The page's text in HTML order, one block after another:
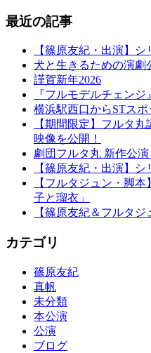
最近の記事
【篠原友紀・出演】シ
犬と生きるための演劇
謹賀新年2026
『フルモデルチェン
横浜駅西口からSTス
【期間限定】フルタ
映像を公開！
劇団フルタ丸 新作公演
【篠原友紀・出演】シ
【フルタジュン・脚
子と瑠衣」
【篠原友紀＆フルタ
カテゴリ
篠原友紀
真帆
未分類
本公演
公演
ブログ